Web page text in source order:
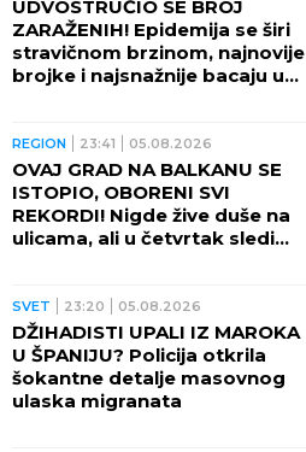
UDVOSTRUČIO SE BROJ
ZARAŽENIH! Epidemija se širi
stravičnom brzinom, najnovije
brojke i najsnažnije bacaju u
REGION 23:41 05.08.2026
OVAJ GRAD NA BALKANU SE
ISTOPIO, OBORENI SVI
REKORDI! Nigde žive duše na
ulicama, ali u četvrtak sledi
SVET 23:20 05.08.2026
DŽIHADISTI UPALI IZ MAROKA
U ŠPANIJU? Policija otkrila
šokantne detalje masovnog
ulaska migranata